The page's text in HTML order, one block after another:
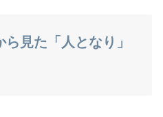
見た「人となり」